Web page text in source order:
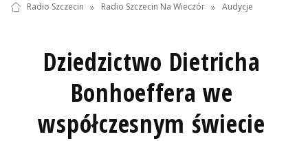
Radio Szczecin » Radio Szczecin Na Wieczór » Audycje
Dziedzictwo Dietricha
Bonhoeffera we
współczesnym świecie